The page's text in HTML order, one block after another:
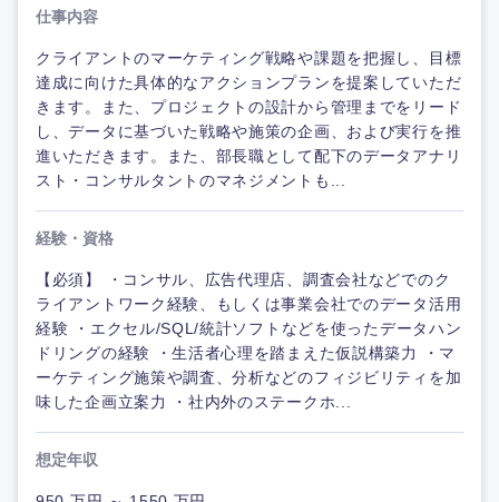
仕事内容
クライアントのマーケティング戦略や課題を把握し、目標
達成に向けた具体的なアクションプランを提案していただ
きます。また、プロジェクトの設計から管理までをリード
し、データに基づいた戦略や施策の企画、および実行を推
進いただきます。また、部長職として配下のデータアナリ
スト・コンサルタントのマネジメントも...
経験・資格
【必須】 ・コンサル、広告代理店、調査会社などでのク
ライアントワーク経験、もしくは事業会社でのデータ活用
経験 ・エクセル/SQL/統計ソフトなどを使ったデータハン
ドリングの経験 ・生活者心理を踏まえた仮説構築力 ・マ
ーケティング施策や調査、分析などのフィジビリティを加
味した企画立案力 ・社内外のステークホ...
想定年収